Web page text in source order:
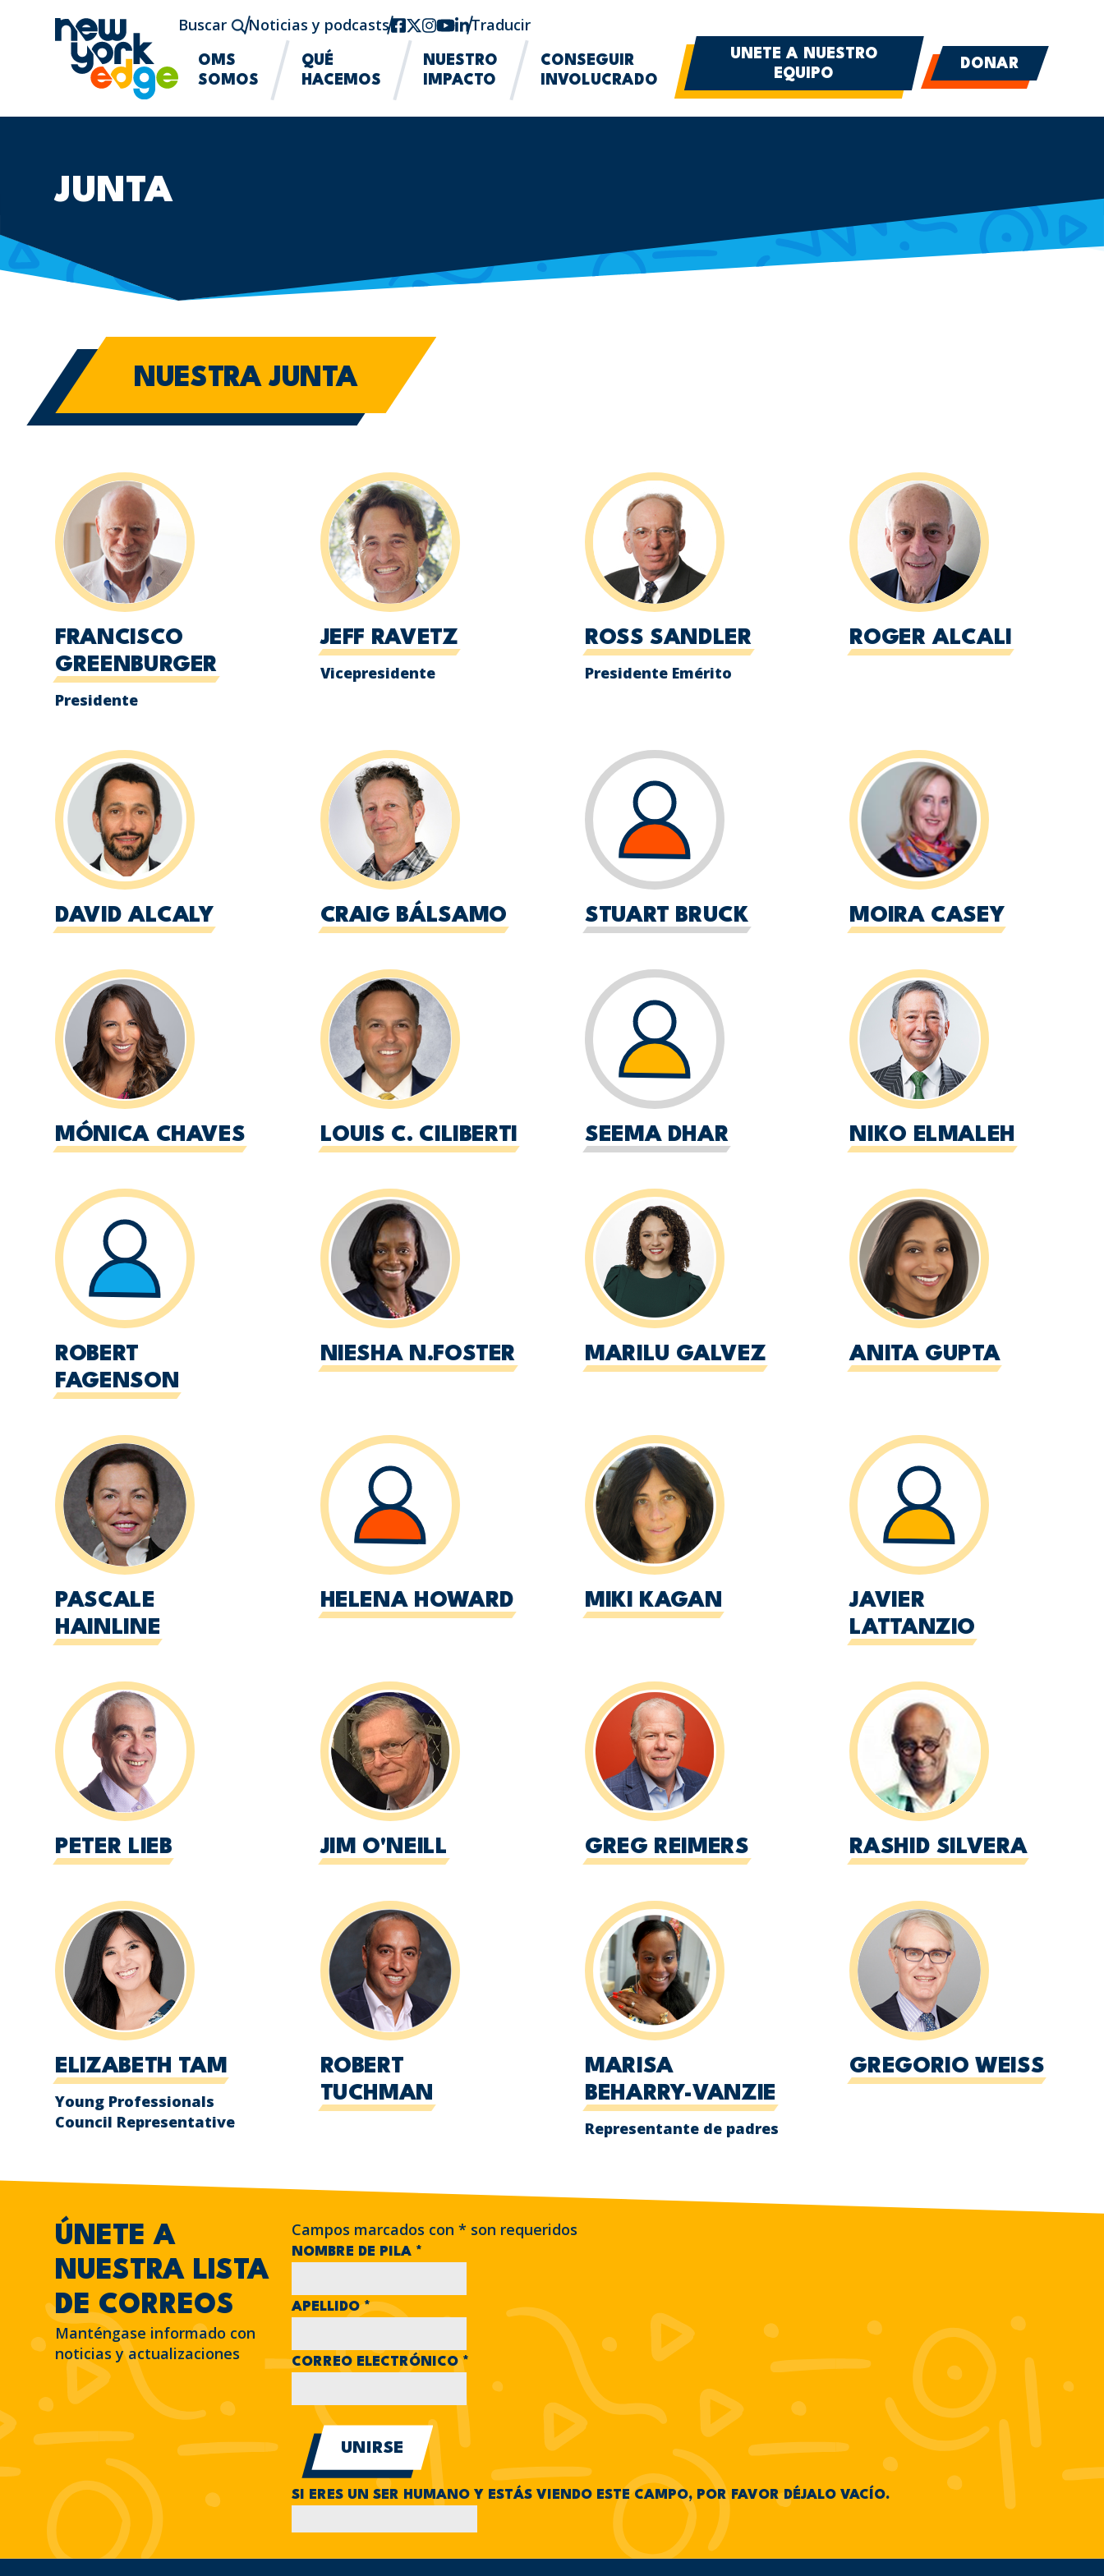
Buscar Noticias y podcastsFacebook
twitter-x
Instagram
YouTube
linkedin
Traducir
OMS
SOMOS
QUÉ
HACEMOS
NUESTRO
IMPACTO
CONSEGUIR
INVOLUCRADO
UNETE A NUESTRO
EQUIPO
DONAR
JUNTA
NUESTRA JUNTA
FRANCISCO
GREENBURGER
Presidente
JEFF RAVETZ
Vicepresidente
ROSS SANDLER
Presidente Emérito
ROGER ALCALI
DAVID ALCALY CRAIG BÁLSAMO STUART BRUCK MOIRA CASEY
MÓNICA CHAVES LOUIS C. CILIBERTI SEEMA DHAR NIKO ELMALEH
ROBERT
FAGENSON
NIESHA N.FOSTER MARILU GALVEZ ANITA GUPTA
PASCALE
HAINLINE
HELENA HOWARD MIKI KAGAN
JAVIER
LATTANZIO
PETER LIEB JIM O'NEILL GREG REIMERS RASHID SILVERA
ELIZABETH TAM
Young Professionals
Council Representative
ROBERT
TUCHMAN
MARISA
BEHARRY-VANZIE
Representante de padres
GREGORIO WEISS
ÚNETE A
NUESTRA LISTA
DE CORREOS
Manténgase informado con
noticias y actualizaciones
Campos marcados con* son requeridos
NOMBRE DE PILA *
APELLIDO*
CORREO ELECTRÓNICO*
SI ERES UN SER HUMANO Y ESTÁS VIENDO ESTE CAMPO, POR FAVOR DÉJALO VACÍO.